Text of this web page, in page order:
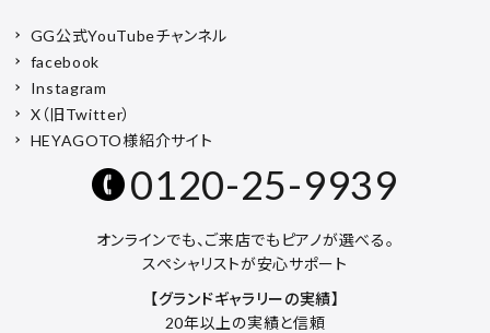
GG公式YouTubeチャンネル
facebook
Instagram
X（旧Twitter）
HEYAGOTO様紹介サイト
0120-25-9939
オンラインでも、ご来店でもピアノが選べる。
スペシャリストが安心サポート
【グランドギャラリーの実績】
20年以上の実績と信頼